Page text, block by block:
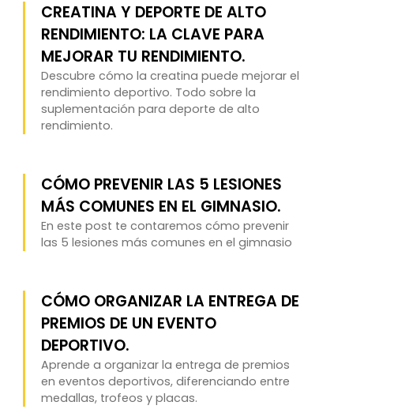
CREATINA Y DEPORTE DE ALTO
RENDIMIENTO: LA CLAVE PARA
MEJORAR TU RENDIMIENTO.
Descubre cómo la creatina puede mejorar el
rendimiento deportivo. Todo sobre la
suplementación para deporte de alto
rendimiento.
CÓMO PREVENIR LAS 5 LESIONES
MÁS COMUNES EN EL GIMNASIO.
En este post te contaremos cómo prevenir
las 5 lesiones más comunes en el gimnasio
CÓMO ORGANIZAR LA ENTREGA DE
PREMIOS DE UN EVENTO
DEPORTIVO.
Aprende a organizar la entrega de premios
en eventos deportivos, diferenciando entre
medallas, trofeos y placas.